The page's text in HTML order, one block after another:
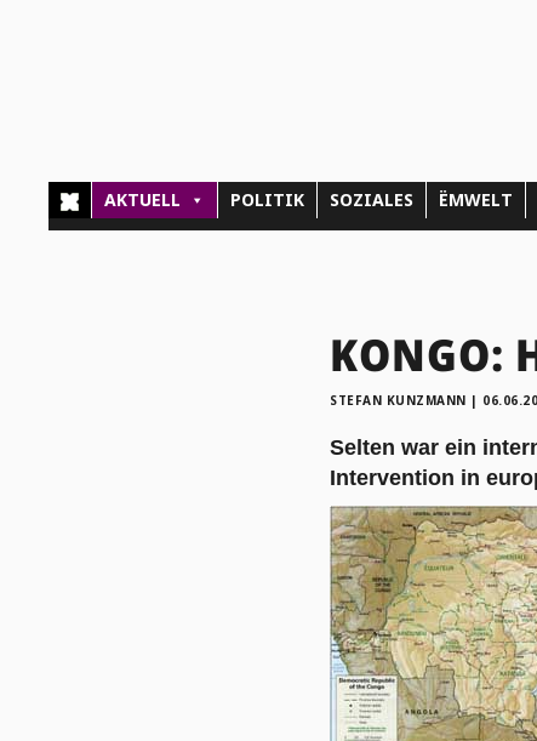
AKTUELL POLITIK SOZIALES ËMWELT
STEFAN KUNZMANN |
Selten war ein
Intervention in